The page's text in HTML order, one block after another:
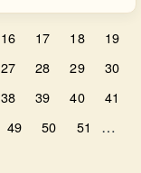
16 17 18
19
27 28 29
30
38 39 40
41
49 50 51 …